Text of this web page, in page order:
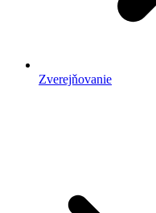
Zverejňovanie